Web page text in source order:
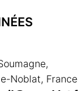
Noblat, France